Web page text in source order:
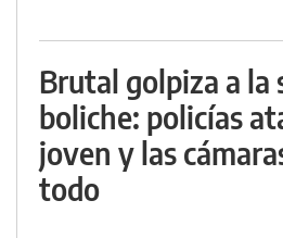
Brutal golpiza a la
boliche: policías
joven y las
todo